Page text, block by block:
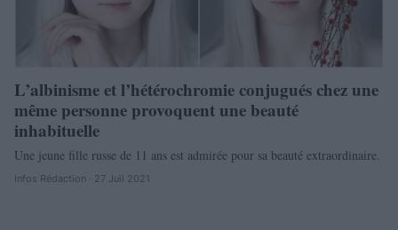
L’albinisme et l’hétérochromie conjugués chez une
même personne provoquent une beauté
inhabituelle
Une jeune fille russe de 11 ans est admirée pour sa beauté extraordinaire.
Infos Rédaction · 27 Juil 2021